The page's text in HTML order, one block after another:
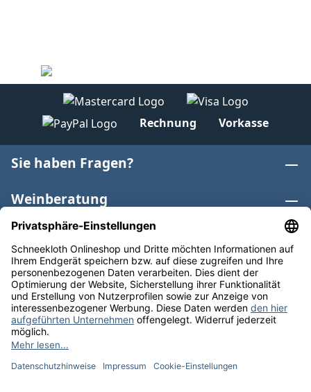
Rechnung Vorkasse
Sie haben Fragen?
Weinberatung
Informationen
Weinkategorien
Internationaler Wein
* Alle Preise inkl. gesetzl. Mehrwertsteuer zzgl.
anders angegeben. Bioprodukte im Bio-Kontrollverfahren